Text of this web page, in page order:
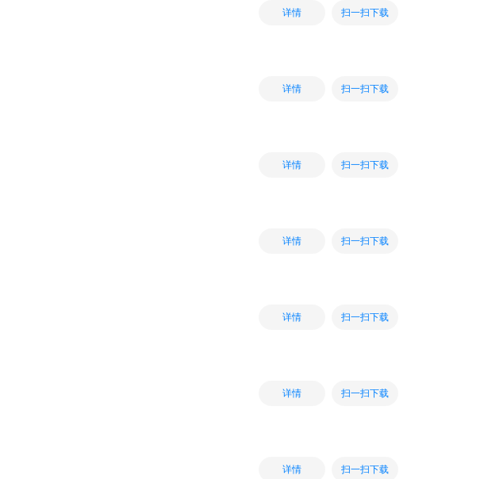
详情 扫一扫下载
详情 扫一扫下载
详情 扫一扫下载
详情 扫一扫下载
详情 扫一扫下载
详情 扫一扫下载
详情 扫一扫下载